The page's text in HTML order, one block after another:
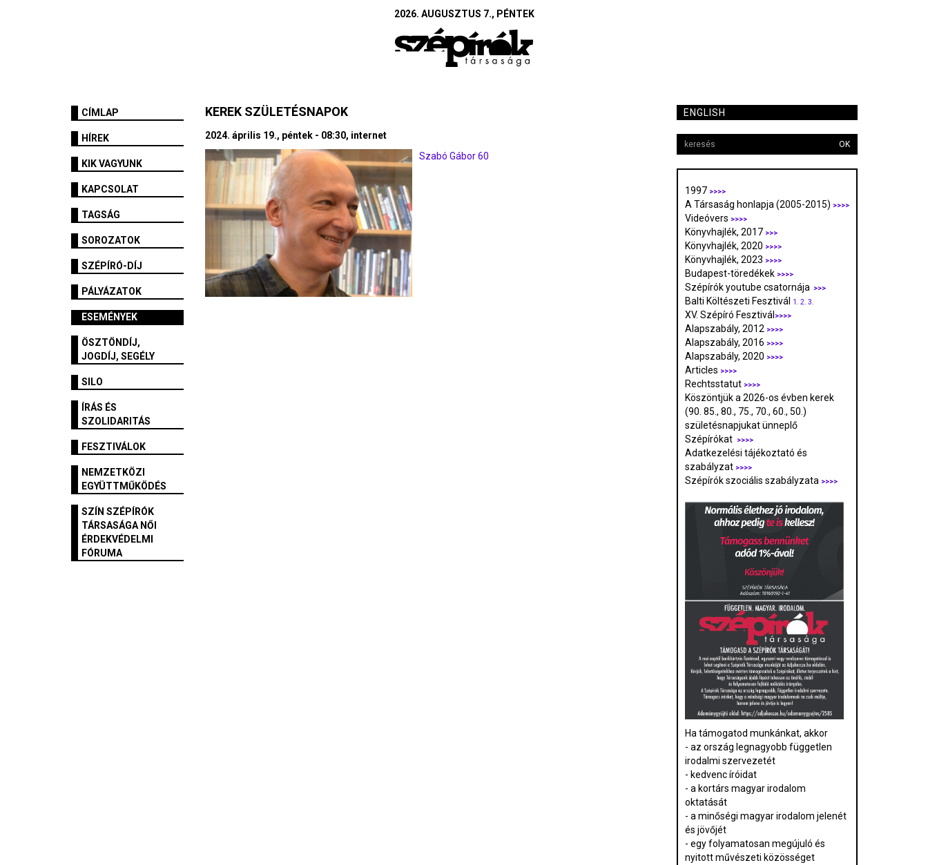
2026. AUGUSZTUS 7., PÉNTEK
CÍMLAP
HÍREK
KIK VAGYUNK
KAPCSOLAT
TAGSÁG
SOROZATOK
SZÉPÍRÓ-DÍJ
PÁLYÁZATOK
ESEMÉNYEK
ÖSZTÖNDÍJ,
JOGDÍJ, SEGÉLY
SILO
ÍRÁS ÉS
SZOLIDARITÁS
FESZTIVÁLOK
NEMZETKÖZI
EGYÜTTMŰKÖDÉS
SZÍN SZÉPÍRÓK
TÁRSASÁGA NŐI
ÉRDEKVÉDELMI
FÓRUMA
KEREK SZÜLETÉSNAPOK
2024. április 19., péntek - 08:30, internet
Szabó Gábor 60
ENGLISH
OK
1997 >>>>
A Társaság honlapja (2005-2015) >>>>
Videóvers >>>>
Könyvhajlék, 2017 >>>
Könyvhajlék, 2020 >>>>
Könyvhajlék, 2023 >>>>
Budapest-töredékek >>>>
Szépírók youtube csatornája >>>
Balti Költészeti Fesztivál 1. 2. 3.
XV. Szépíró Fesztivál >>>>
Alapszabály, 2012 >>>>
Alapszabály, 2016 >>>>
Alapszabály, 2020 >>>>
Articles >>>>
Rechtsstatut >>>>
Köszöntjük a 2026-os évben kerek
(90. 85., 80., 75., 70., 60., 50.)
születésnapjukat ünneplő
Szépírókat
>>>>
Adatkezelési tájékoztató és
szabályzat >>>>
Szépírók szociális szabályzata >>>>
Ha támogatod munkánkat, akkor
- az ország legnagyobb független
irodalmi szervezetét
- kedvenc íróidat
- a kortárs magyar irodalom
oktatását
- a minőségi magyar irodalom jelenét
és jövőjét
- egy folyamatosan megújuló és
nyitott művészeti közösséget